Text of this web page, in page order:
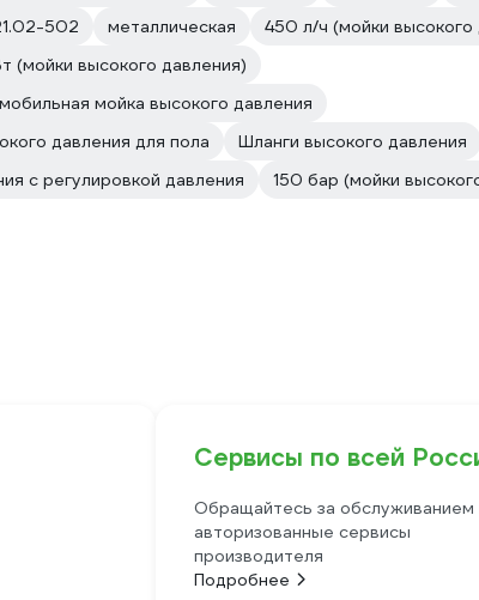
502 металлическая
450 л/ч (мойки высокого
(мойки высокого давления)
мойка высокого давления
давления для пола
Шланги высокого давления
с регулировкой давления
150 бар (мойки
Сервисы по всей
Обращайтесь за обслуживанием
авторизованные сервисы
производителя
Подробнее